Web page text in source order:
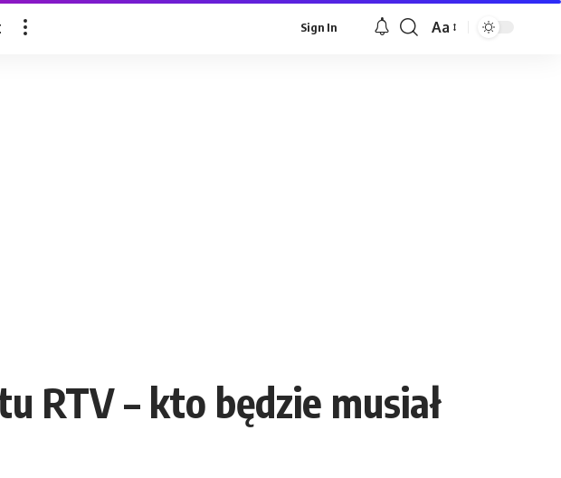
Sign In
Font
Aa
RTV – kto będzie musiał